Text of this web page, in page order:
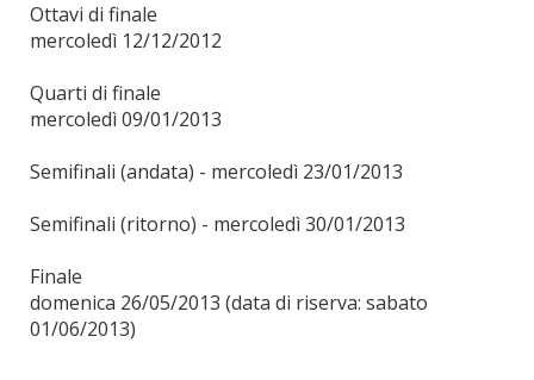
Ottavi di finale
mercoledì 12/12/2012
Quarti di finale
mercoledì 09/01/2013
Semifinali (andata) - mercoledì 23/01/2013
Semifinali (ritorno) - mercoledì 30/01/2013
Finale
domenica 26/05/2013 (data di riserva: sabato
01/06/2013)